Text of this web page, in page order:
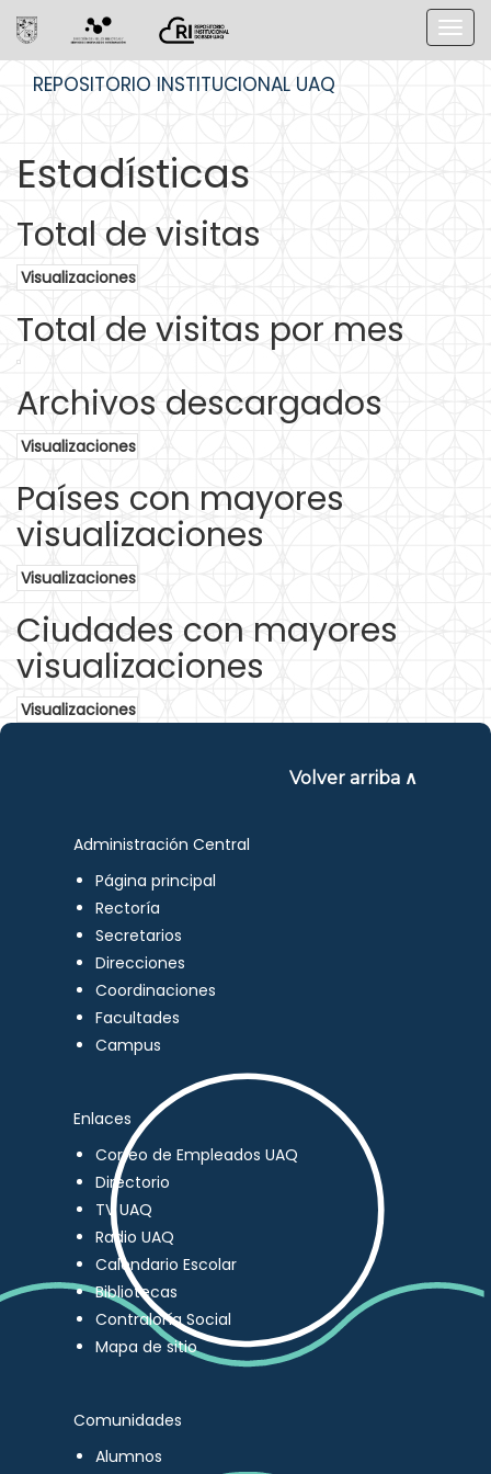
REPOSITORIO INSTITUCIONAL UAQ
Estadísticas
Total de visitas
Visualizaciones
Total de visitas por mes
Archivos descargados
Visualizaciones
Países con mayores
visualizaciones
Visualizaciones
Ciudades con mayores
visualizaciones
Visualizaciones
Volver arriba ∧
Administración Central
Página principal
Rectoría
Secretarios
Direcciones
Coordinaciones
Facultades
Campus
Enlaces
Correo de Empleados UAQ
Directorio
TV UAQ
Radio UAQ
Calendario Escolar
Bibliotecas
Contraloría Social
Mapa de sitio
Comunidades
Alumnos